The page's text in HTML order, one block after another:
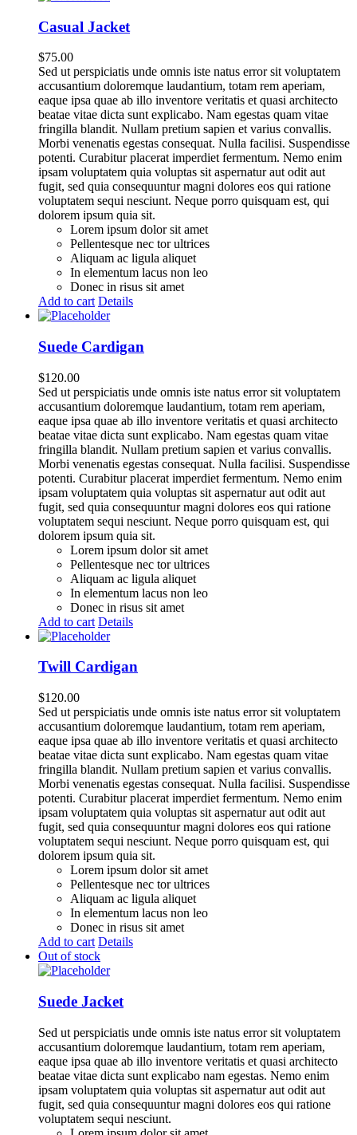
Casual Jacket
$75.00
Sed ut perspiciatis unde omnis iste natus error sit voluptatem
accusantium doloremque laudantium, totam rem aperiam,
eaque ipsa quae ab illo inventore veritatis et quasi architecto
beatae vitae dicta sunt explicabo. Nam egestas quam vitae
fringilla blandit. Nullam pretium sapien et varius convallis.
Morbi venenatis egestas consequat. Nulla facilisi. Suspendisse
potenti. Curabitur placerat imperdiet fermentum. Nemo enim
ipsam voluptatem quia voluptas sit aspernatur aut odit aut
fugit, sed quia consequuntur magni dolores eos qui ratione
voluptatem sequi nesciunt. Neque porro quisquam est, qui
dolorem ipsum quia sit.
Lorem ipsum dolor sit amet
Pellentesque nec tor ultrices
Aliquam ac ligula aliquet
In elementum lacus non leo
Donec in risus sit amet
Add to cart Details
Suede Cardigan
$120.00
Sed ut perspiciatis unde omnis iste natus error sit voluptatem
accusantium doloremque laudantium, totam rem aperiam,
eaque ipsa quae ab illo inventore veritatis et quasi architecto
beatae vitae dicta sunt explicabo. Nam egestas quam vitae
fringilla blandit. Nullam pretium sapien et varius convallis.
Morbi venenatis egestas consequat. Nulla facilisi. Suspendisse
potenti. Curabitur placerat imperdiet fermentum. Nemo enim
ipsam voluptatem quia voluptas sit aspernatur aut odit aut
fugit, sed quia consequuntur magni dolores eos qui ratione
voluptatem sequi nesciunt. Neque porro quisquam est, qui
dolorem ipsum quia sit.
Lorem ipsum dolor sit amet
Pellentesque nec tor ultrices
Aliquam ac ligula aliquet
In elementum lacus non leo
Donec in risus sit amet
Add to cart Details
Twill Cardigan
$120.00
Sed ut perspiciatis unde omnis iste natus error sit voluptatem
accusantium doloremque laudantium, totam rem aperiam,
eaque ipsa quae ab illo inventore veritatis et quasi architecto
beatae vitae dicta sunt explicabo. Nam egestas quam vitae
fringilla blandit. Nullam pretium sapien et varius convallis.
Morbi venenatis egestas consequat. Nulla facilisi. Suspendisse
potenti. Curabitur placerat imperdiet fermentum. Nemo enim
ipsam voluptatem quia voluptas sit aspernatur aut odit aut
fugit, sed quia consequuntur magni dolores eos qui ratione
voluptatem sequi nesciunt. Neque porro quisquam est, qui
dolorem ipsum quia sit.
Lorem ipsum dolor sit amet
Pellentesque nec tor ultrices
Aliquam ac ligula aliquet
In elementum lacus non leo
Donec in risus sit amet
Add to cart Details
Out of stock
Suede Jacket
Sed ut perspiciatis unde omnis iste natus error sit voluptatem
accusantium doloremque laudantium, totam rem aperiam,
eaque ipsa quae ab illo inventore veritatis et quasi architecto
beatae vitae dicta sunt explicabo nam egestas. Nemo enim
ipsam voluptatem quia voluptas sit aspernatur aut odit aut
fugit, sed quia consequuntur magni dolores eos qui ratione
voluptatem sequi nesciunt.